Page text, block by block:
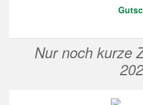
Nur noch kurze